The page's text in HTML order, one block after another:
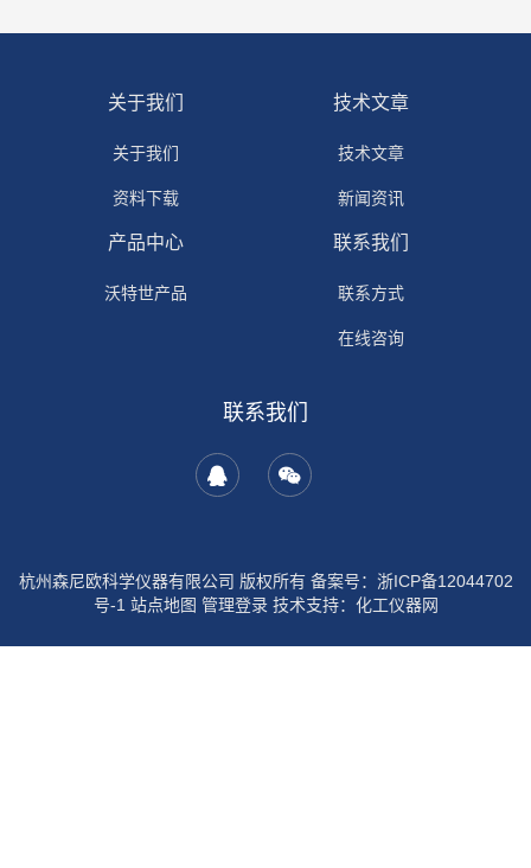
关于我们
关于我们
资料下载
技术文章
技术文章
新闻资讯
产品中心
沃特世产品
联系我们
联系方式
在线咨询
联系我们
杭州森尼欧科学仪器有限公司 版权所有 备案号： 浙ICP备12044702
号-1 站点地图 管理登录技术支持： 化工仪器网